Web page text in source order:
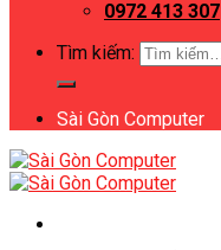
0972 413 307
Tìm kiếm:
Sài Gòn Computer